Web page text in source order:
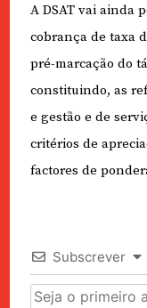
A DSAT vai ainda
cobrança de taxa
pré-marcação do
constituindo, as
e gestão e de
critérios de
factores de
Subscrever